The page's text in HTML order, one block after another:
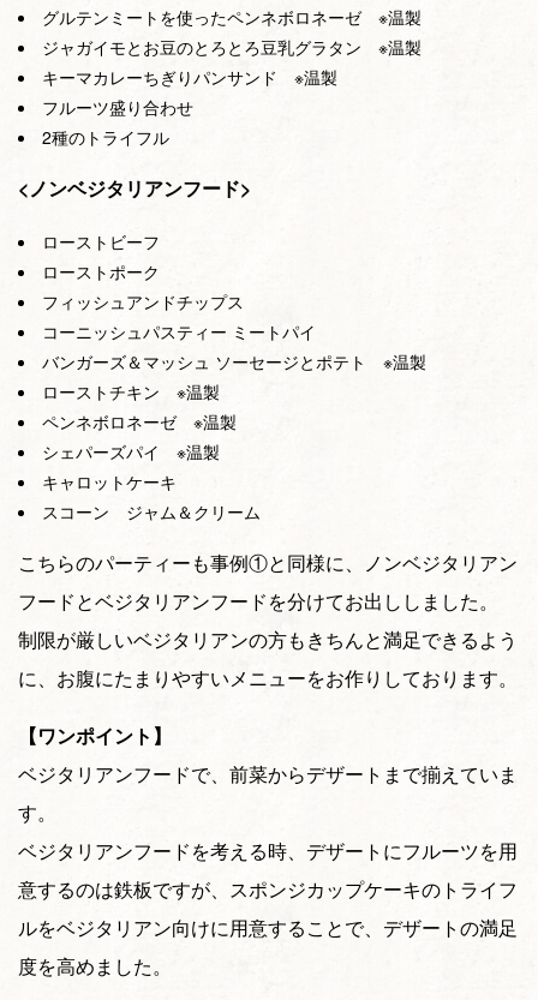
グルテンミートを使ったペンネボロネーゼ ※温製
ジャガイモとお豆のとろとろ豆乳グラタン ※温製
キーマカレーちぎりパンサンド ※温製
フルーツ盛り合わせ
2種のトライフル
<ノンベジタリアンフード>
ローストビーフ
ローストポーク
フィッシュアンドチップス
コーニッシュパスティー ミートパイ
バンガーズ＆マッシュ ソーセージとポテト ※温製
ローストチキン ※温製
ペンネボロネーゼ ※温製
シェパーズパイ ※温製
キャロットケーキ
スコーン ジャム＆クリーム
こちらのパーティーも事例①と同様に、ノンベジタリアン
フードとベジタリアンフードを分けてお出ししました。
制限が厳しいベジタリアンの方もきちんと満足できるよう
に、お腹にたまりやすいメニューをお作りしております。
【ワンポイント】
ベジタリアンフードで、前菜からデザートまで揃えていま
す。
ベジタリアンフードを考える時、デザートにフルーツを用
意するのは鉄板ですが、スポンジカップケーキのトライフ
ルをベジタリアン向けに用意することで、デザートの満足
度を高めました。